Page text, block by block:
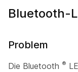
Bluetooth-
Problem
Die Bluetooth ®